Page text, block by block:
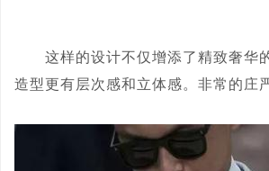
这样的设计不仅增添了精致奢华
造型更有层次感和立体感。非常的庄